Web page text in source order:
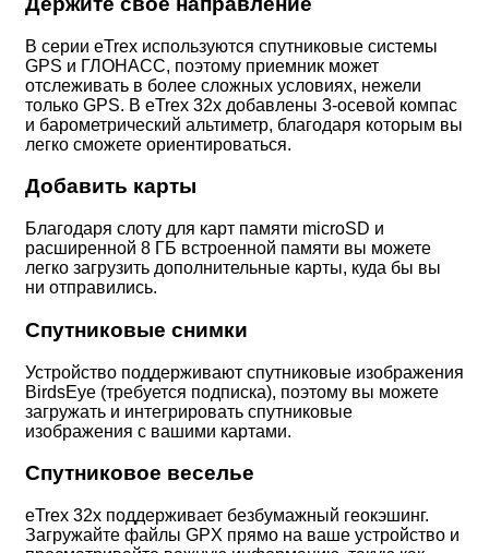
В серии eTrex используются спутниковые системы
GPS и ГЛОНАСС, поэтому приемник может
отслеживать в более сложных условиях, нежели
только GPS. В eTrex 32x добавлены 3-осевой компас
и барометрический альтиметр, благодаря которым вы
легко сможете ориентироваться.
Добавить карты
Благодаря слоту для карт памяти microSD и
расширенной 8 ГБ встроенной памяти вы можете
легко загрузить дополнительные карты, куда бы вы
ни отправились.
Спутниковые снимки
Устройство поддерживают спутниковые изображения
BirdsEye (требуется подписка), поэтому вы можете
загружать и интегрировать спутниковые
изображения с вашими картами.
Спутниковое веселье
eTrex 32x поддерживает безбумажный геокэшинг.
Загружайте файлы GPX прямо на ваше устройство и